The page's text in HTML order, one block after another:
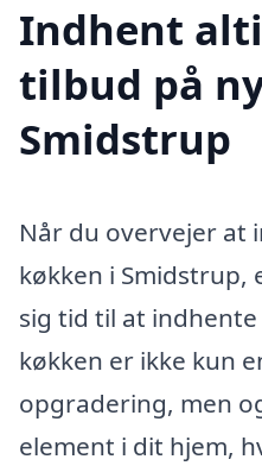
Indhent
tilbud på
Smidstrup
Når du overvejer at
køkken i
sig tid til at
køkken er ikke kun
opgradering, men
element i dit hjem,